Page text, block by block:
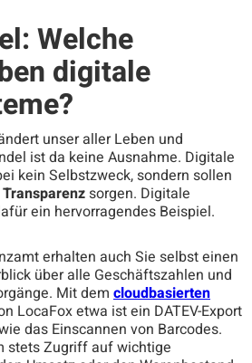
Welche
digitale
unser aller Leben und
ist da keine Ausnahme. Digitale
kein Selbstzweck, sondern sollen
sorgen. Digitale
ein hervorragendes Beispiel.
erhalten auch Sie selbst einen
über alle Geschäftszahlen und
Mit dem cloudbasierten
LocaFox etwa ist ein DATEV-Export
das Einscannen von Barcodes.
stets Zugriff auf wichtige